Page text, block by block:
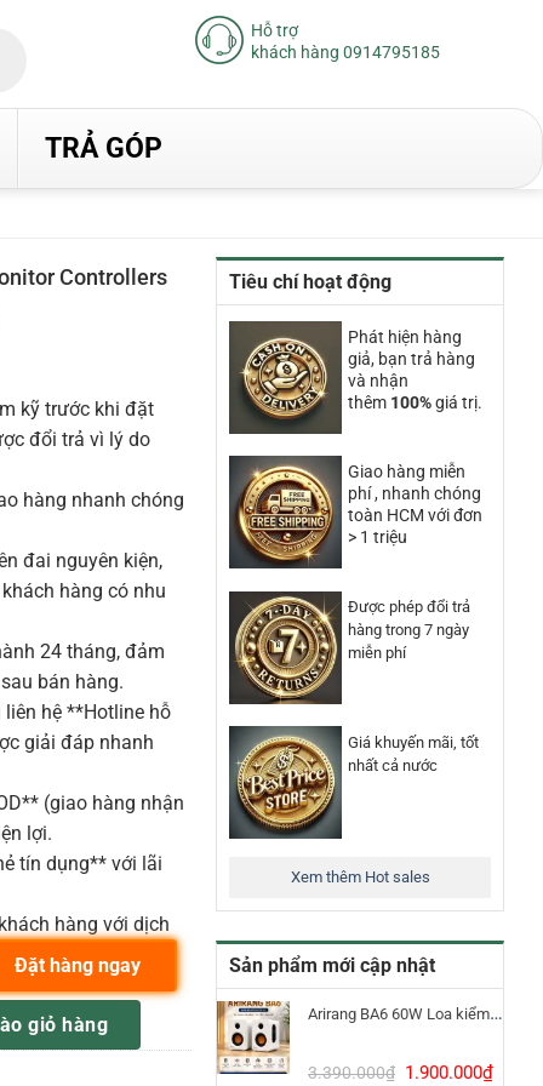
Hỗ trợ
khách hàng 0914795185
TRẢ GÓP
Tiêu chí hoạt động
Phát hiện hàng
giả, bạn trả hàng
và nhận
thêm 100%giá trị.
Giao hàng miễn
phí , nhanh chóng
toàn HCM với đơn
> 1 triệu
Được phép đổi trả
hàng trong 7 ngày
miễn phí
Giá khuyến mãi, tốt
nhất cả nước
Xem thêm Hot sales
Sản phẩm mới cập nhật
Arirang BA6 60W Loa kiểm âm Bluetooth 5.3
3.390.000₫ Giá
1.900.000₫Giá
Controllers
kỹ trước khi đặt
đổi trả vì lý do
hàng nhanh chóng
đai nguyên kiện,
hàng có nhu
24 tháng, đảm
bán hàng.
hệ **Hotline hỗ
giải đáp nhanh
(giao hàng nhận
lợi.
tín dụng** với lãi
hàng với dịch
số lượng
giỏ hàng
Đặt hàng ngay